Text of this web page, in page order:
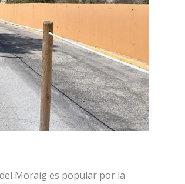
Moraig es popular por la